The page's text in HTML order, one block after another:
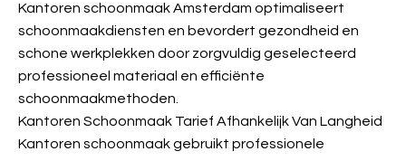
Kantoren schoonmaak Amsterdam optimaliseert
schoonmaakdiensten en bevordert gezondheid en
schone werkplekken door zorgvuldig geselecteerd
professioneel materiaal en efficiënte
schoonmaakmethoden.
Kantoren Schoonmaak Tarief Afhankelijk Van Langheid
Kantoren schoonmaak gebruikt professionele